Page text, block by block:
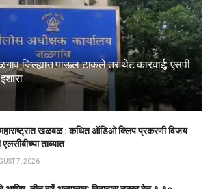
जळगाव जिल्ह्यात पाऊल टाकले तर थेट कारवाई; एसपी
खळबळ : कथित ऑडिओ क्लिप प्रकरणी विजय
एलसीबीच्या ताब्यात
7, 2026